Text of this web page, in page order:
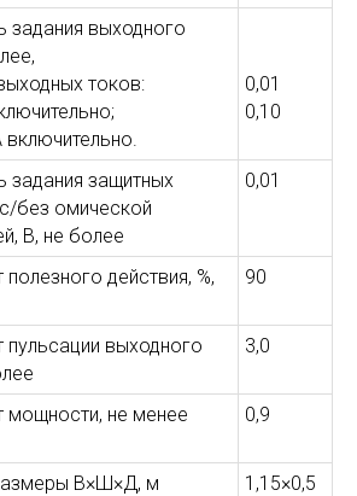
задания выходного
токов:
0,01
0,10
задания защитных
без омической
В, не более
0,01
действия, %,
90
выходного
3,0
мощности, не менее 0,9
В×Ш×Д, м
1,15×0,5